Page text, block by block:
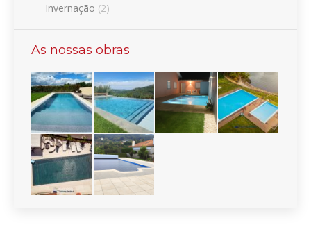
Invernação (2)
As nossas obras